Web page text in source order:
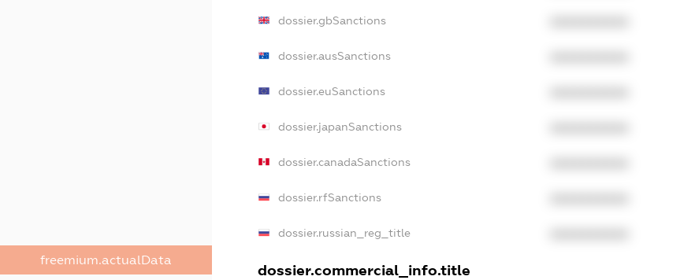
freemium.actualData
dossier.gbSanctions
dossier.ausSanctions
dossier.euSanctions
dossier.japanSanctions
dossier.canadaSanctions
dossier.rfSanctions
dossier.russian_reg_title
dossier.commercial_info.title